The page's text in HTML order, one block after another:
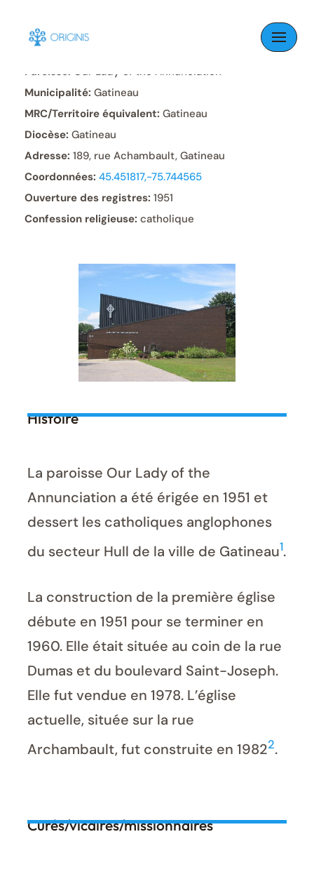
Skip
content
Paroisse: Our Lady of the Annunciation
Municipalité: Gatineau
MRC/Territoire équivalent: Gatineau
Diocèse: Gatineau
Adresse: 189, rue Achambault, Gatineau
Coordonnées: 45.451817,-75.744565
Ouverture des registres: 1951
Confession religieuse: catholique
Histoire
La paroisse Our Lady of the
Annunciation a été érigée en 1951 et
dessert les catholiques anglophones
du secteur Hull de la ville de Gatineau1.
La construction de la première église
débute en 1951 pour se terminer en
1960. Elle était située au coin de la rue
Dumas et du boulevard Saint-Joseph.
Elle fut vendue en 1978. L’église
actuelle, située sur la rue
Archambault, fut construite en 19822.
Curés/vicaires/missionnaires